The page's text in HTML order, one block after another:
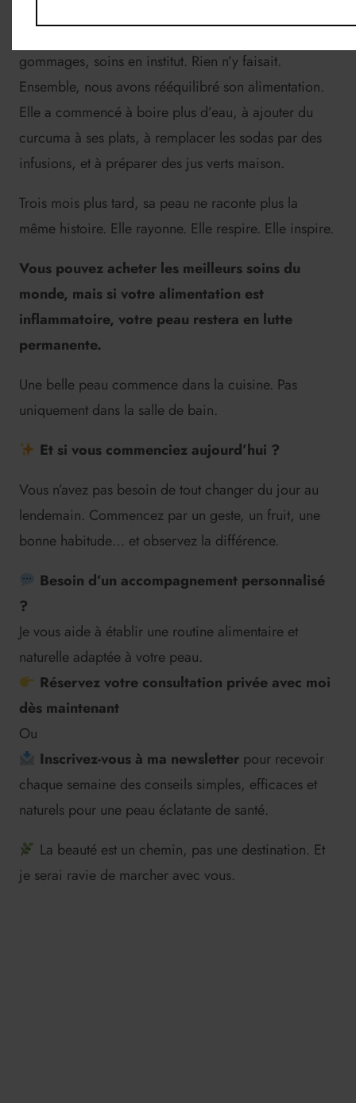
gommages, soins en institut. Rien n’y faisait.
Ensemble, nous avons rééquilibré son alimentation.
Elle a commencé à boire plus d’eau, à ajouter du
curcuma à ses plats, à remplacer les sodas par des
infusions, et à préparer des jus verts maison.
Trois mois plus tard, sa peau ne raconte plus la
même histoire. Elle rayonne. Elle respire. Elle inspire.
Vous pouvez acheter les meilleurs soins du
monde, mais si votre alimentation est
inflammatoire, votre peau restera en lutte
permanente.
Une belle peau commence dans la cuisine. Pas
uniquement dans la salle de bain.
Et si vous commenciez aujourd’hui ?
Vous n’avez pas besoin de tout changer du jour au
lendemain. Commencez par un geste, un fruit, une
bonne habitude… et observez la différence.
Besoin d’un accompagnement personnalisé
?
Je vous aide à établir une routine alimentaire et
naturelle adaptée à votre peau.
Réservez votre consultation privée avec moi
dès maintenant
Ou
Inscrivez-vous à ma newsletterpour recevoir
chaque semaine des conseils simples, efficaces et
naturels pour une peau éclatante de santé.
La beauté est un chemin, pas une destination. Et
je serai ravie de marcher avec vous.